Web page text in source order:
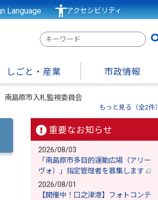
Language アクセシビリティ
検
ー
ワ
ー
しごと・産業 市政情報
島原市入札監視委員会
もっと見る（全2件）
重要なお知らせ
2026/08/03
「南島原市多目的運動広場（アリー
ヴォ）」指定管理者を募集します
2026/08/01
【開催中！口之津港】フォトコンテ